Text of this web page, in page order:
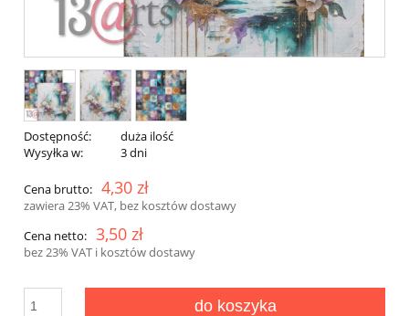
Dostępność:
duża ilość
Wysyłka w:
3 dni
Cena brutto: 4,30 zł
zawiera 23% VAT, bez kosztów dostawy
Cena netto: 3,50 zł
bez 23% VAT i kosztów dostawy
do koszyka